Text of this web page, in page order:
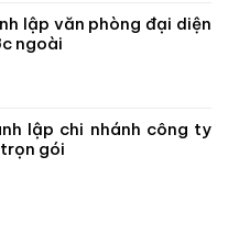
lập văn phòng đại diện
ngoài
lập chi nhánh công ty
gói